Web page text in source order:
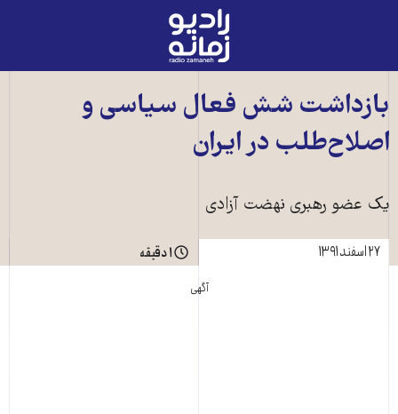
رادیو
زمانه
به
اصلی
بازداشت شش فعال سياسی و
اصلاح‌طلب در ايران
يک عضو رهبری نهضت آزادی
۲۷ اسفند ۱۳۹۱
۱ دقیقه
آگهی